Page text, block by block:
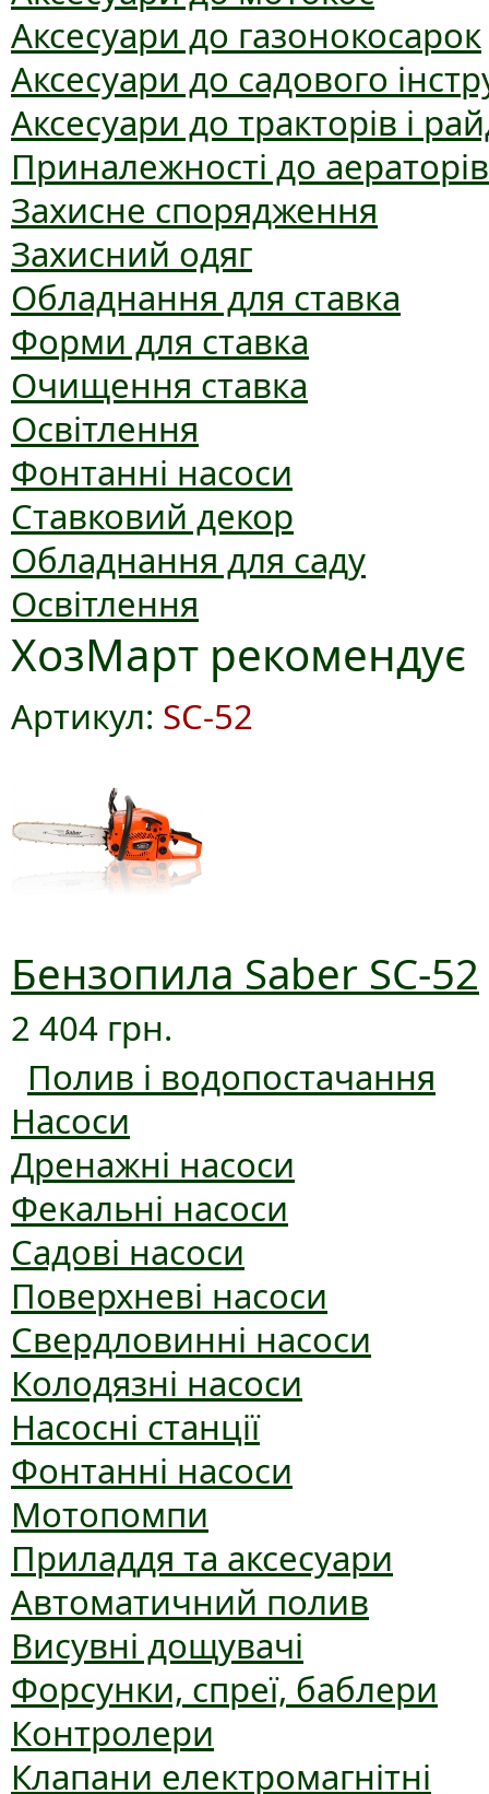
Аксесуари до газонокосарок
Аксесуари до садового
Аксесуари до тракторів і
Приналежності до аераторів
Захисне спорядження
Захисний одяг
Обладнання для ставка
Форми для ставка
Очищення ставка
Освітлення
Фонтанні насоси
Ставковий декор
Обладнання для саду
Освітлення
ХозМарт рекомендує
Артикул: SC-52
Бензопила Saber SC-52
2 404 грн.
Полив і водопостачання
Насоси
Дренажні насоси
Фекальні насоси
Садові насоси
Поверхневі насоси
Свердловинні насоси
Колодязні насоси
Насосні станції
Фонтанні насоси
Мотопомпи
Приладдя та аксесуари
Автоматичний полив
Висувні дощувачі
Форсунки, спреї, баблери
Контролери
Клапани електромагнітні